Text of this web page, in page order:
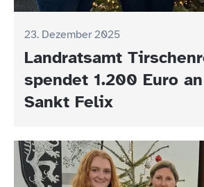
23. Dezember 2025
Landratsamt
spendet 1.200 Euro
Sankt Felix